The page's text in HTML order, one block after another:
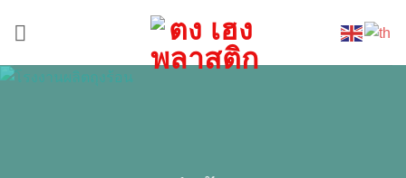
เนื้อหา